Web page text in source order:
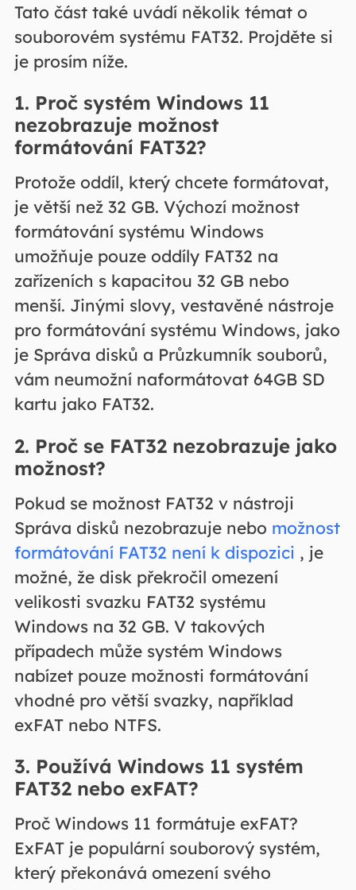
Tato část také uvádí několik témat o
souborovém systému FAT32. Projděte si
je prosím níže.
1. Proč systém Windows 11
nezobrazuje možnost
formátování FAT32?
Protože oddíl, který chcete formátovat,
je větší než 32 GB. Výchozí možnost
formátování systému Windows
umožňuje pouze oddíly FAT32 na
zařízeních s kapacitou 32 GB nebo
menší. Jinými slovy, vestavěné nástroje
pro formátování systému Windows, jako
je Správa disků a Průzkumník souborů,
vám neumožní naformátovat 64GB SD
kartu jako FAT32.
2. Proč se FAT32 nezobrazuje jako
možnost?
Pokud se možnost FAT32 v nástroji
Správa disků nezobrazuje nebo možnost
formátování FAT32 není k dispozici , je
možné, že disk překročil omezení
velikosti svazku FAT32 systému
Windows na 32 GB. V takových
případech může systém Windows
nabízet pouze možnosti formátování
vhodné pro větší svazky, například
exFAT nebo NTFS.
3. Používá Windows 11 systém
FAT32 nebo exFAT?
Proč Windows 11 formátuje exFAT?
ExFAT je populární souborový systém,
který překonává omezení svého